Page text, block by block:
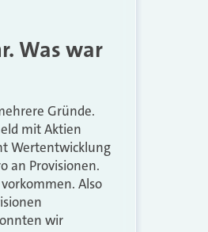
Was war
Gründe.
mit Aktien
Wertentwicklung
an Provisionen.
Also
wir